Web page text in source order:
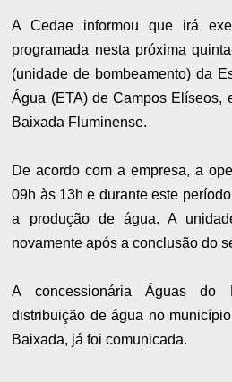
A Cedae informou que irá
programada nesta próxima
(unidade de bombeamento) da
Água (ETA) de Campos Elíseos,
Baixada Fluminense.
De acordo com a empresa, a
09h às 13h e durante este
a produção de água. A
novamente após a conclusão do
A concessionária Águas do
distribuição de água no
Baixada, já foi comunicada.